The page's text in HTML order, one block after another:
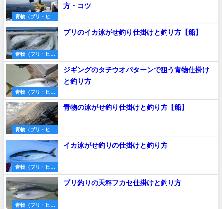
青物（ブリ・ヒラ
マサ・サワラな
ど）
方・コツ
青物（ブリ・ヒラ
マサ・サワラな
ど）
ブリのイカ泳がせ釣り仕掛けと釣り方【船】
青物（ブリ・ヒラ
マサ・サワラな
ど）
ジギングのタチウオパターンで狙う青物仕掛け
と釣り方
青物（ブリ・ヒラ
マサ・サワラな
ど）
青物の泳がせ釣り仕掛けと釣り方【船】
青物（ブリ・ヒラ
マサ・サワラな
ど）
イカ泳がせ釣りの仕掛けと釣り方
青物（ブリ・ヒラ
ブリ釣りの天秤フカセ仕掛けと釣り方